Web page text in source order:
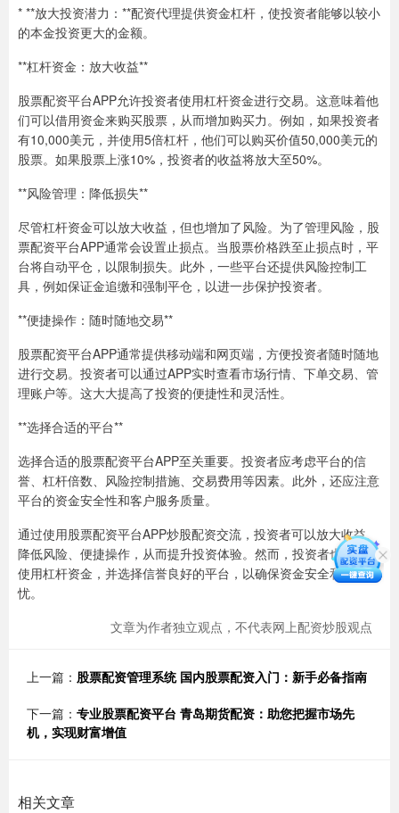
* **放大投资潜力：**配资代理提供资金杠杆，使投资者能够以较小
的本金投资更大的金额。
**杠杆资金：放大收益**
股票配资平台APP允许投资者使用杠杆资金进行交易。这意味着他
们可以借用资金来购买股票，从而增加购买力。例如，如果投资者
有10,000美元，并使用5倍杠杆，他们可以购买价值50,000美元的
股票。如果股票上涨10%，投资者的收益将放大至50%。
**风险管理：降低损失**
尽管杠杆资金可以放大收益，但也增加了风险。为了管理风险，股
票配资平台APP通常会设置止损点。当股票价格跌至止损点时，平
台将自动平仓，以限制损失。此外，一些平台还提供风险控制工
具，例如保证金追缴和强制平仓，以进一步保护投资者。
**便捷操作：随时随地交易**
股票配资平台APP通常提供移动端和网页端，方便投资者随时随地
进行交易。投资者可以通过APP实时查看市场行情、下单交易、管
理账户等。这大大提高了投资的便捷性和灵活性。
**选择合适的平台**
选择合适的股票配资平台APP至关重要。投资者应考虑平台的信
誉、杠杆倍数、风险控制措施、交易费用等因素。此外，还应注意
平台的资金安全性和客户服务质量。
通过使用股票配资平台APP炒股配资交流，投资者可以放大收益、
降低风险、便捷操作，从而提升投资体验。然而，投资者也应谨慎
使用杠杆资金，并选择信誉良好的平台，以确保资金安全和投资无
忧。
文章为作者独立观点，不代表网上配资炒股观点
上一篇： 股票配资管理系统 国内股票配资入门：新手必备指南
下一篇： 专业股票配资平台 青岛期货配资：助您把握市场先
机，实现财富增值
相关文章